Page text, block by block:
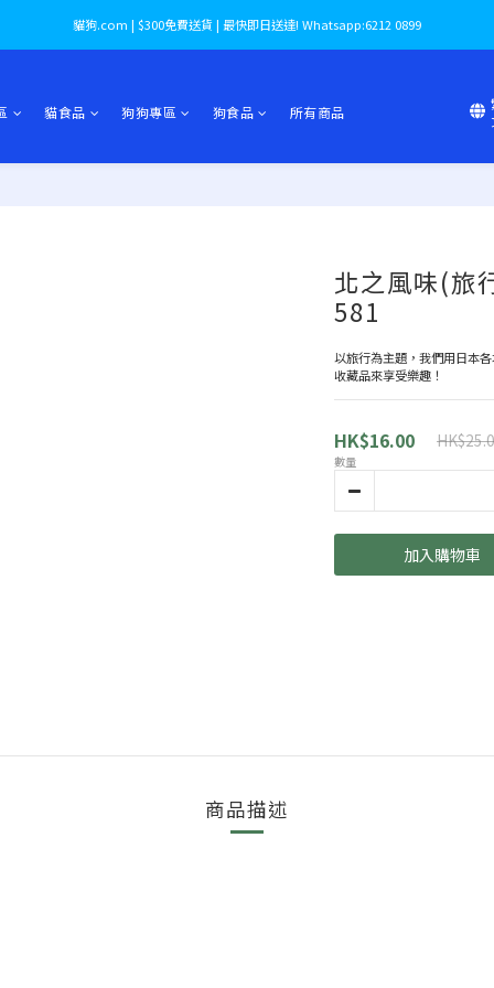
貓狗.com | $300免費送貨 | 最快即日送達! Whatsapp:6212 0899
貓食品 狗狗專區 狗食品 所有商品
北之風味(旅
581
以旅行為主題，我們用日本
收藏品來享受樂趣！
HK$16.00
數量
加入購物車
商品描述